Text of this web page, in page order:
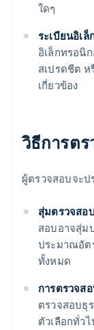
ใดๆ
ระเบียนอิเ
อิเล็กทรอนิ
สเปรดชีต
เกี่ยวข้อง
วิธีการต
ผู้ตรวจสอบจะป
สุ่มตรวจสอ
สอบอาจสุ่ม
ประมาณอัต
ทั้งหมด
การตรวจส
ตรวจสอบธุ
ตัวเลือกทั่ว